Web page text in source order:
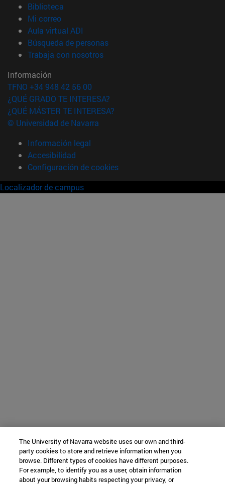
Biblioteca
Mi correo(abre en nueva ventana)
Aula virtual ADI
Búsqueda de personas(abre en nueva ventana)
Trabaja con nosotros(abre en nueva ventana)
Información
TFNO +34 948 42 56 00
¿QUÉ GRADO TE INTERESA?
¿QUÉ MÁSTER TE INTERESA?
© Universidad de Navarra
Información legal
Accesibilidad
Configuración de cookies
Localizador de campus
The University of Navarra website uses our own and third-
party cookies to store and retrieve information when you
browse. Different types of cookies have different purposes.
For example, to identify you as a user, obtain information
about your browsing habits respecting your privacy, or